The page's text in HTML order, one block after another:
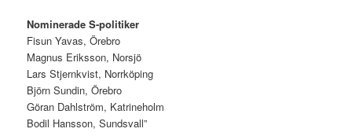
Nominerade S-politiker
Fisun Yavas, Örebro
Magnus Eriksson, Norsjö
Lars Stjernkvist, Norrköping
Björn Sundin, Örebro
Göran Dahlström, Katrineholm
Bodil Hansson, Sundsvall”